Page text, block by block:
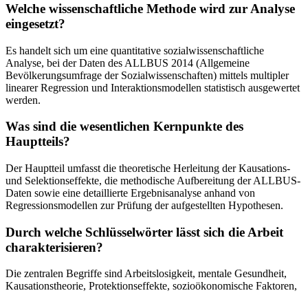
Welche wissenschaftliche Methode wird zur Analyse
eingesetzt?
Es handelt sich um eine quantitative sozialwissenschaftliche
Analyse, bei der Daten des ALLBUS 2014 (Allgemeine
Bevölkerungsumfrage der Sozialwissenschaften) mittels multipler
linearer Regression und Interaktionsmodellen statistisch ausgewertet
werden.
Was sind die wesentlichen Kernpunkte des
Hauptteils?
Der Hauptteil umfasst die theoretische Herleitung der Kausations-
und Selektionseffekte, die methodische Aufbereitung der ALLBUS-
Daten sowie eine detaillierte Ergebnisanalyse anhand von
Regressionsmodellen zur Prüfung der aufgestellten Hypothesen.
Durch welche Schlüsselwörter lässt sich die Arbeit
charakterisieren?
Die zentralen Begriffe sind Arbeitslosigkeit, mentale Gesundheit,
Kausationstheorie, Protektionseffekte, sozioökonomische Faktoren,